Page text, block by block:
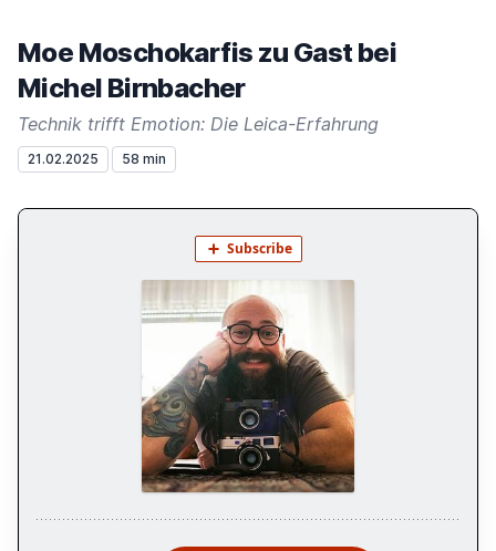
Moe Moschokarfis zu Gast bei
Michel Birnbacher
Technik trifft Emotion: Die Leica-Erfahrung
21.02.2025 58 min